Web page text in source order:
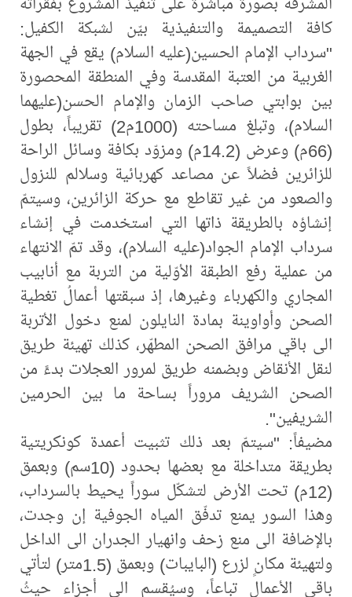
كافة التصميمة والتنفيذية بيّن لشبكة الكفيل:
"سرداب الإمام الحسين(عليه السلام) يقع في الجهة
الغربية من العتبة المقدسة وفي المنطقة المحصورة
بين بوابتي صاحب الزمان والإمام الحسن(عليهما
السلام)، وتبلغ مساحته (1000م2) تقريباً، بطول
(66م) وعرض (14.2م) ومزوّد بكافة وسائل الراحة
للزائرين فضلاً عن مصاعد كهربائية وسلالم للنزول
والصعود من غير تقاطع مع حركة الزائرين، وسيتمّ
إنشاؤه بالطريقة ذاتها التي استخدمت في إنشاء
سرداب الإمام الجواد(عليه السلام)، وقد تمّ الانتهاء
من عملية رفع الطبقة الأوّلية من التربة مع أنابيب
المجاري والكهرباء وغيرها، إذ سبقتها أعمالُ تغطية
الصحن وأواوينة بمادة النايلون لمنع دخول الأتربة
الى باقي مرافق الصحن المطهّر، كذلك تهيئة طريق
لنقل الأنقاض وبضمنه طريق لمرور العجلات بدءً من
الصحن الشريف مروراً بساحة ما بين الحرمين
الشريفين".
مضيفاً: "سيتمّ بعد ذلك تثبيت أعمدة كونكريتية
بطريقة متداخلة مع بعضها بحدود (10سم) وبعمق
(12م) تحت الأرض لتشكّل سوراً يحيط بالسرداب،
وهذا السور يمنع تدفّق المياه الجوفية إن وجدت،
بالإضافة الى منع زحف وانهيار الجدران الى الداخل
ولتهيئة مكانٍ لزرع (البايبات) وبعمق (1.5متر) لتأتي
باقي الأعمال تباعاً، وسيُقسم الى أجزاء حيثُ